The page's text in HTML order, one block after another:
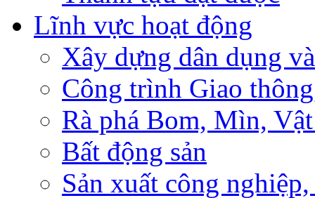
Lĩnh vực hoạt động
Xây dựng dân dụng
Công trình Giao
Rà phá Bom, Mìn,
Bất động sản
Sản xuất công